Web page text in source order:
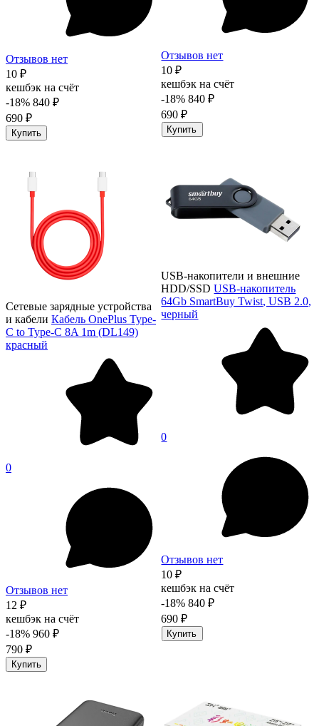
Отзывов нет
10 ₽
кешбэк на счёт
-18% 840 ₽
690 ₽
Купить
Отзывов нет
10 ₽
кешбэк на счёт
-18% 840 ₽
690 ₽
Купить
Сетевые зарядные устройства
и кабели Кабель OnePlus Type-
C to Type-C 8A 1m (DL149)
красный
0
Отзывов нет
12 ₽
кешбэк на счёт
-18% 960 ₽
790 ₽
Купить
USB-накопители и внешние
HDD/SSD USB-накопитель
64Gb SmartBuy Twist, USB 2.0,
черный
0
Отзывов нет
10 ₽
кешбэк на счёт
-18% 840 ₽
690 ₽
Купить